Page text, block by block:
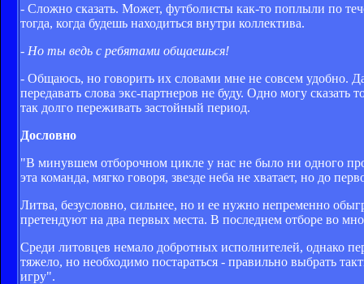
- Сложно сказать. Может, футболисты как-то поплыли по
тогда, когда будешь находиться внутри коллектива.
- Но ты ведь с ребятами общаешься!
- Общаюсь, но говорить их словами мне не совсем удобно.
передавать слова экс-партнеров не буду. Одно могу
так долго переживать застойный период.
Дословно
"В минувшем отборочном цикле у нас не было ни одного
эта команда, мягко говоря, звезде неба не хватает, но до
Литва, безусловно, сильнее, но и ее нужно непременно
претендуют на два первых места. В последнем отборе во
Среди литовцев немало добротных исполнителей, однако
тяжело, но необходимо постараться - правильно выбрать
игру".